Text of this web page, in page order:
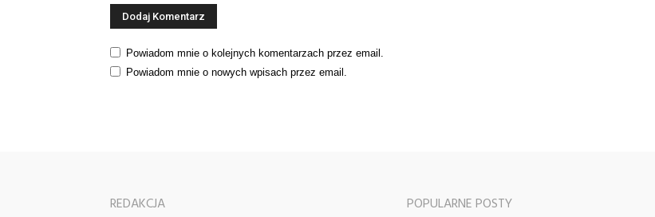
Powiadom mnie o kolejnych komentarzach przez email.
Powiadom mnie o nowych wpisach przez email.
REDAKCJA POPULARNE POSTY